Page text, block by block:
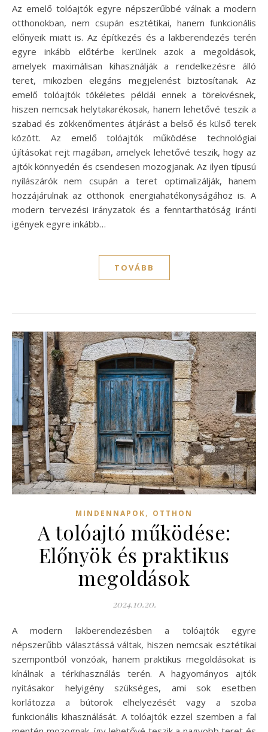
Az emelő tolóajtók egyre népszerűbbé válnak a modern
otthonokban, nem csupán esztétikai, hanem funkcionális
előnyeik miatt is. Az építkezés és a lakberendezés terén
egyre inkább előtérbe kerülnek azok a megoldások,
amelyek maximálisan kihasználják a rendelkezésre álló
teret, miközben elegáns megjelenést biztosítanak. Az
emelő tolóajtók tökéletes példái ennek a törekvésnek,
hiszen nemcsak helytakarékosak, hanem lehetővé teszik a
szabad és zökkenőmentes átjárást a belső és külső terek
között. Az emelő tolóajtók működése technológiai
újításokat rejt magában, amelyek lehetővé teszik, hogy az
ajtók könnyedén és csendesen mozogjanak. Az ilyen típusú
nyílászárók nem csupán a teret optimalizálják, hanem
hozzájárulnak az otthonok energiahatékonyságához is. A
modern tervezési irányzatok és a fenntarthatóság iránti
igények egyre inkább…
TOVÁBB
MINDENNAPOK, OTTHON
A tolóajtó működése:
Előnyök és praktikus
megoldások
2024.10.20.
A modern lakberendezésben a tolóajtók egyre
népszerűbb választássá váltak, hiszen nemcsak esztétikai
szempontból vonzóak, hanem praktikus megoldásokat is
kínálnak a térkihasználás terén. A hagyományos ajtók
nyitásakor helyigény szükséges, ami sok esetben
korlátozza a bútorok elhelyezését vagy a szoba
funkcionális kihasználását. A tolóajtók ezzel szemben a fal